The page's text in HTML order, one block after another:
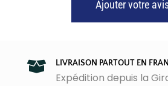
Ajouter votre
 LIVRAISON PARTOUT EN
Expédition depuis la